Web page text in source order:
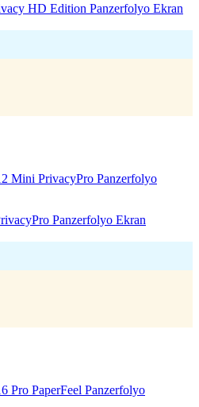
HD Edition Panzerfolyo Ekran
Panzerfolyo Ekran